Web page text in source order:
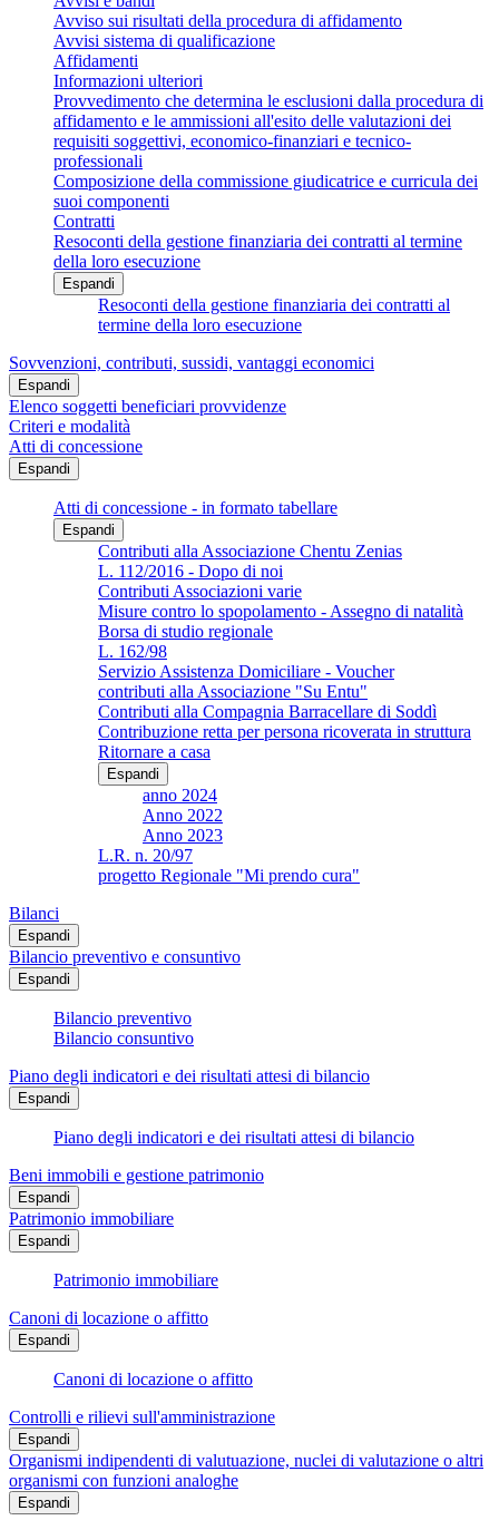
Avviso sui risultati della procedura di affidamento
Avvisi sistema di qualificazione
Affidamenti
Informazioni ulteriori
Provvedimento che determina le esclusioni dalla procedura di
affidamento e le ammissioni all'esito delle valutazioni dei
requisiti soggettivi, economico-finanziari e tecnico-
professionali
Composizione della commissione giudicatrice e curricula dei
suoi componenti
Contratti
Resoconti della gestione finanziaria dei contratti al termine
della loro esecuzione
Espandi
Resoconti della gestione finanziaria dei contratti al
termine della loro esecuzione
Sovvenzioni, contributi, sussidi, vantaggi economici
Espandi
Elenco soggetti beneficiari provvidenze
Criteri e modalità
Atti di concessione
Espandi
Atti di concessione - in formato tabellare
Espandi
Contributi alla Associazione Chentu Zenias
L. 112/2016 - Dopo di noi
Contributi Associazioni varie
Misure contro lo spopolamento - Assegno di natalità
Borsa di studio regionale
L. 162/98
Servizio Assistenza Domiciliare - Voucher
contributi alla Associazione "Su Entu"
Contributi alla Compagnia Barracellare di Soddì
Contribuzione retta per persona ricoverata in struttura
Ritornare a casa
Espandi
anno 2024
Anno 2022
Anno 2023
L.R. n. 20/97
progetto Regionale "Mi prendo cura"
Bilanci
Espandi
Bilancio preventivo e consuntivo
Espandi
Bilancio preventivo
Bilancio consuntivo
Piano degli indicatori e dei risultati attesi di bilancio
Espandi
Piano degli indicatori e dei risultati attesi di bilancio
Beni immobili e gestione patrimonio
Espandi
Patrimonio immobiliare
Espandi
Patrimonio immobiliare
Canoni di locazione o affitto
Espandi
Canoni di locazione o affitto
Controlli e rilievi sull'amministrazione
Espandi
Organismi indipendenti di valutuazione, nuclei di valutazione o altri
organismi con funzioni analoghe
Espandi